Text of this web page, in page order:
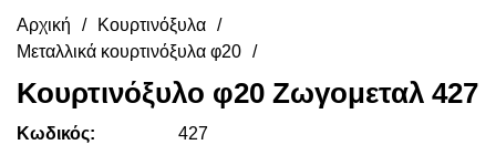
Αρχική
Κουρτινόξυλα
Μεταλλικά κουρτινόξυλα φ20
Κουρτινόξυλο φ20 Ζωγομεταλ 427
Κωδικός:
427